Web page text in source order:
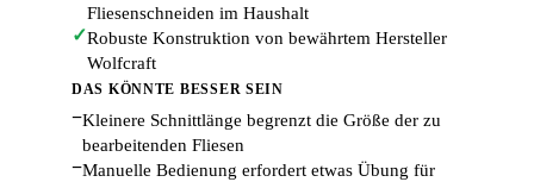
Fliesenschneiden im Haushalt
✓Robuste Konstruktion von bewährtem Hersteller
Wolfcraft
DAS KÖNNTE BESSER SEIN
−Kleinere Schnittlänge begrenzt die Größe der zu
bearbeitenden Fliesen
−Manuelle Bedienung erfordert etwas Übung für